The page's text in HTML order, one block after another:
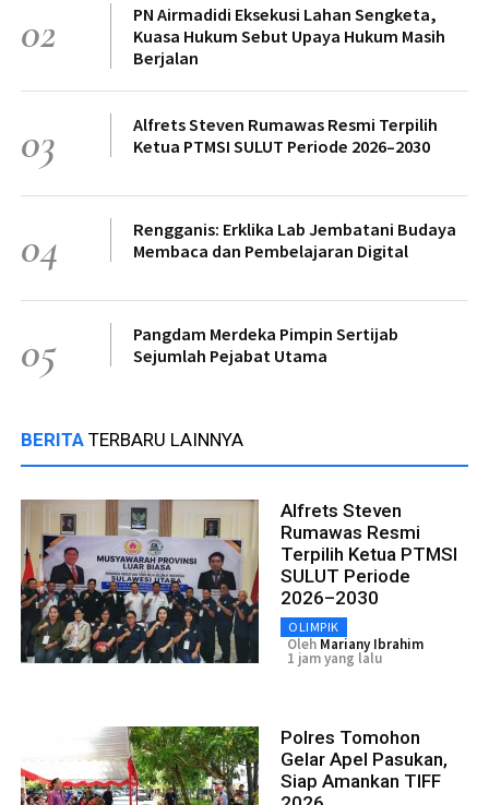
02
PN Airmadidi Eksekusi Lahan Sengketa,
Kuasa Hukum Sebut Upaya Hukum Masih
Berjalan
03
Alfrets Steven Rumawas Resmi Terpilih
Ketua PTMSI SULUT Periode 2026–2030
04
Rengganis: Erklika Lab Jembatani Budaya
Membaca dan Pembelajaran Digital
05
Pangdam Merdeka Pimpin Sertijab
Sejumlah Pejabat Utama
BERITA TERBARU LAINNYA
Alfrets Steven
Rumawas Resmi
Terpilih Ketua PTMSI
SULUT Periode
2026–2030
OLIMPIK
Oleh Mariany Ibrahim
1 jam yang lalu
Polres Tomohon
Gelar Apel Pasukan,
Siap Amankan TIFF